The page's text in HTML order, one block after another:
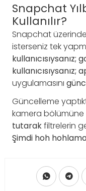
Snapchat
Kullanılır?
Snapchat
isterseniz tek
kullanıcısıysanız;
uygulamasını
Güncelleme
kamera bölümüne
tutarakfiltrelerin
Şimdi hoh